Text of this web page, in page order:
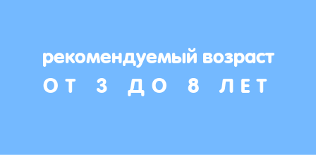
рекомендуемый возраст
ОТ 3 ДО 8 ЛЕТ